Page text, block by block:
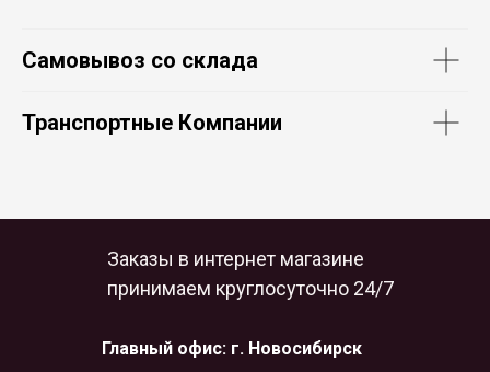
Самовывоз со склада
Транспортные Компании
Главный офис: г. Новосибирск
Заказы в интернет магазине
принимаем круглосуточно 24/7